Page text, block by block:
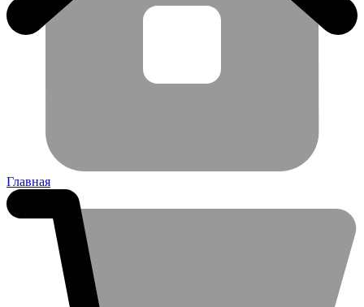
Главная